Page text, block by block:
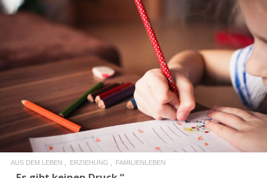
READ MORE
AUS DEM LEBEN ERZIEHUNG FAMILIENLEBEN